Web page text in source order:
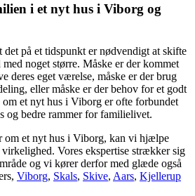
i et nyt hus i Viborg og
på et tidspunkt er nødvendigt at skifte
noget større. Måske er der kommet
deres eget værelse, måske er der brug
eller måske er der behov for et godt
et nyt hus i Viborg er ofte forbundet
og bedre rammer for familielivet.
om et nyt hus i Viborg, kan vi hjælpe
Vores ekspertise strækker sig
og vi kører derfor med glæde også
Viborg, Skals, Skive, Aars, Kjellerup